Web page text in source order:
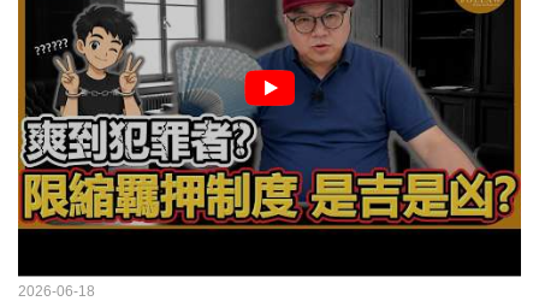
2026-06-18